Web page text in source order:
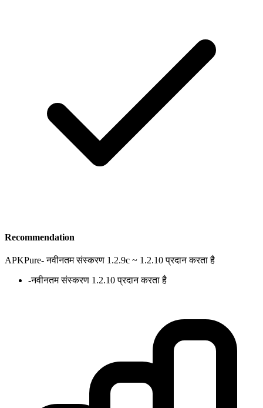
Recommendation
APKPure-नवीनतम संस्करण 1.2.9c ~ 1.2.10 प्रदान करता है
-नवीनतम संस्करण 1.2.10 प्रदान करता है